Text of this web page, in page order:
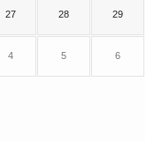
27 28 29
4 5 6